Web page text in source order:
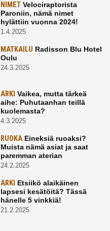
NIMETVelociraptorista
Paroniin, nämä nimet
hylättiin vuonna 2024!
1.4.2025
MATKAILU Radisson Blu Hotel
Oulu
24.3.2025
ARKI Vaikea, mutta tärkeä
aihe: Puhutaanhan teillä
kuolemasta?
4.3.2025
RUOKAEineksiä ruoaksi?
Muista nämä asiat ja saat
paremman aterian
24.2.2025
ARKI Etsiikö alaikäinen
lapsesi kesätöitä? Tässä
hänelle 5 vinkkiä!
21.2.2025